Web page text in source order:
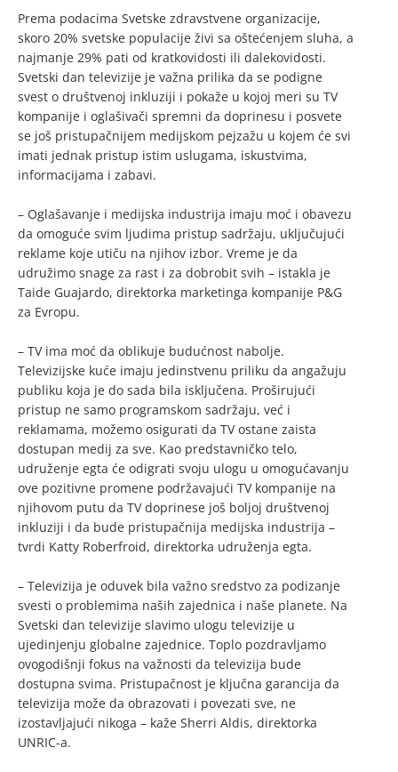
Prema podacima Svetske zdravstvene organizacije,
skoro 20% svetske populacije živi sa oštećenjem sluha, a
najmanje 29% pati od kratkovidosti ili dalekovidosti.
Svetski dan televizije je važna prilika da se podigne
svest o društvenoj inkluziji i pokaže u kojoj meri su TV
kompanije i oglašivači spremni da doprinesu i posvete
se još pristupačnijem medijskom pejzažu u kojem će svi
imati jednak pristup istim uslugama, iskustvima,
informacijama i zabavi.
– Oglašavanje i medijska industrija imaju moć i obavezu
da omoguće svim ljudima pristup sadržaju, uključujući
reklame koje utiču na njihov izbor. Vreme je da
udružimo snage za rast i za dobrobit svih – istakla je
Taide Guajardo, direktorka marketinga kompanije P&G
za Evropu.
– TV ima moć da oblikuje budućnost nabolje.
Televizijske kuće imaju jedinstvenu priliku da angažuju
publiku koja je do sada bila isključena. Proširujući
pristup ne samo programskom sadržaju, već i
reklamama, možemo osigurati da TV ostane zaista
dostupan medij za sve. Kao predstavničko telo,
udruženje egta će odigrati svoju ulogu u omogućavanju
ove pozitivne promene podržavajući TV kompanije na
njihovom putu da TV doprinese još boljoj društvenoj
inkluziji i da bude pristupačnija medijska industrija –
tvrdi Katty Roberfroid, direktorka udruženja egta.
– Televizija je oduvek bila važno sredstvo za podizanje
svesti o problemima naših zajednica i naše planete. Na
Svetski dan televizije slavimo ulogu televizije u
ujedinjenju globalne zajednice. Toplo pozdravljamo
ovogodišnji fokus na važnosti da televizija bude
dostupna svima. Pristupačnost je ključna garancija da
televizija može da obrazovati i povezati sve, ne
izostavljajući nikoga – kaže Sherri Aldis, direktorka
UNRIC-a.